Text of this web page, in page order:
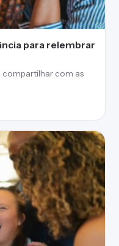
para relembrar
compartilhar com as